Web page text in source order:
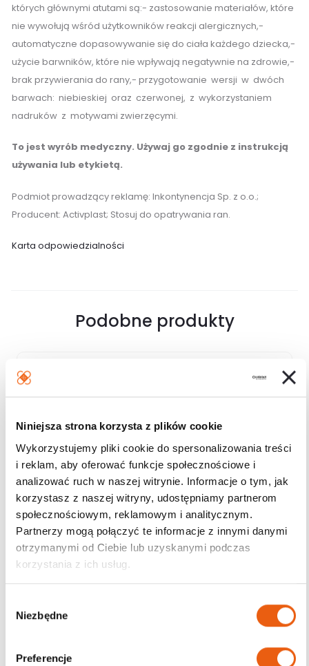
Niniejsza strona korzysta z plików cookie
Wykorzystujemy pliki cookie do spersonalizowania treści
i reklam, aby oferować funkcje społecznościowe i
analizować ruch w naszej witrynie. Informacje o tym, jak
korzystasz z naszej witryny, udostępniamy partnerom
społecznościowym, reklamowym i analitycznym.
Partnerzy mogą połączyć te informacje z innymi danymi
otrzymanymi od Ciebie lub uzyskanymi podczas
korzystania z ich usług.
Niezbędne
Preferencje
których głównymi atutami są:- zastosowanie materiałów, które
nie wywołują wśród użytkowników reakcji alergicznych,-
automatyczne dopasowywanie się do ciała każdego dziecka,-
użycie barwników, które nie wpływają negatywnie na zdrowie,-
brak przywierania do rany,- przygotowanie wersji w dwóch
barwach: niebieskiej oraz czerwonej, z wykorzystaniem
nadruków z motywami zwierzęcymi.
To jest wyrób medyczny. Używaj go zgodnie z instrukcją
używania lub etykietą.
Podmiot prowadzący reklamę: Inkontynencja Sp. z o.o.;
Producent: Activplast; Stosuj do opatrywania ran.
Karta odpowiedzialności
Podobne produkty
Leukoplast Kids 6 cm x 1 m, plaster do cięcia z